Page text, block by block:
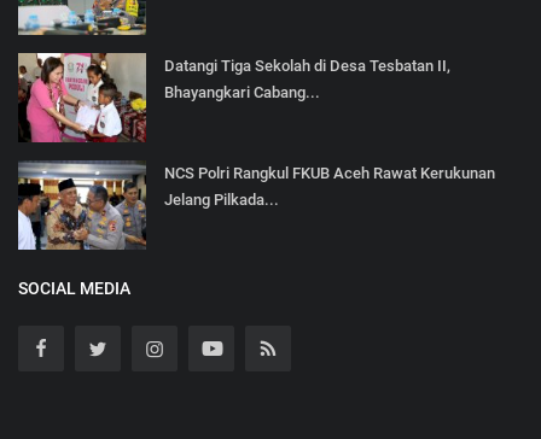
Datangi Tiga Sekolah di Desa Tesbatan II,
Bhayangkari Cabang...
NCS Polri Rangkul FKUB Aceh Rawat Kerukunan
Jelang Pilkada...
SOCIAL MEDIA